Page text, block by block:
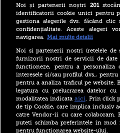
copaci
zeci de
avariate
Drona
Sofia
De ce
carnea
Noi și partenerii noștri 201
identificatorii cookie unici pentru
gestiona alegerile dvs. făcând
confidențialitate. Aceste
navigarea. Mai multe detalii
Noi si partenerii nostri (retelele de
furnizorii nostri de servicii de date
functioneze, pentru a
interesele si/sau profilul dvs.,
pentru a analiza traficul pe website.
legatura cu prelucrarea datelor
modalitatea indicata aici. Prin click
de tip Cookie, care implica inclusiv
catre Vendor-ii cu care colaboram.
puteti schimba preferintele in mod
pentru functionarea website-ului.